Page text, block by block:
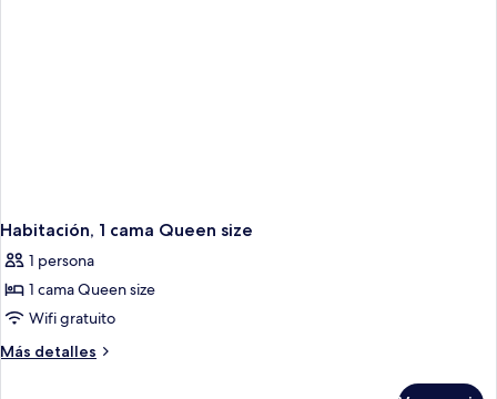
Habitación, 1 cama Queen size
1 persona
1 cama Queen size
Wifi gratuito
Más detalles
Más